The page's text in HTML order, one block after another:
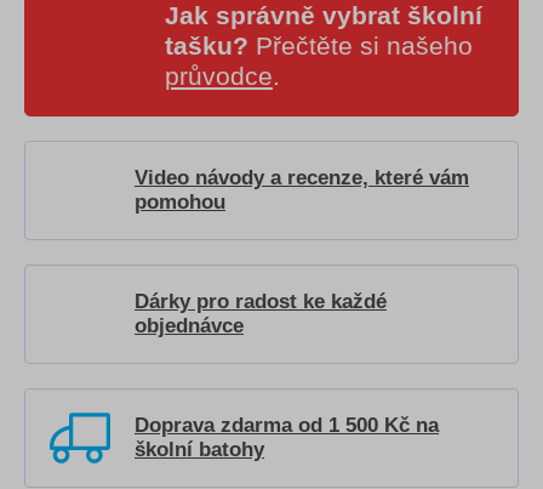
Jak správně vybrat školní
tašku? Přečtěte si našeho
průvodce.
Video návody a recenze, které vám
pomohou
Dárky pro radost ke každé
objednávce
Doprava zdarma od 1 500 Kč na
školní batohy